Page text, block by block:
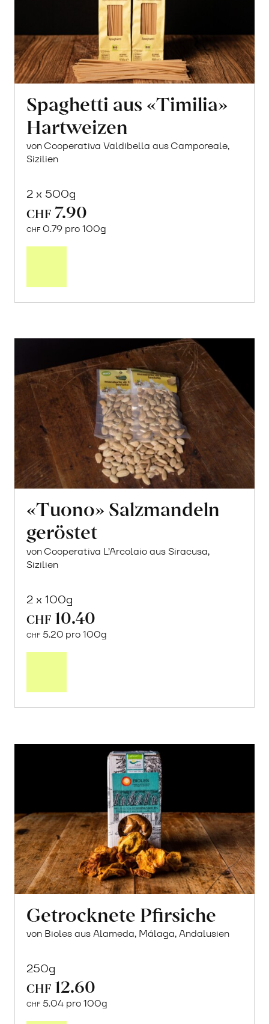
Spaghetti aus «Timilia»
Hartweizen
von Cooperativa Valdibella aus Camporeale,
Sizilien
2 x 500g
CHF 7.90
CHF 0.79 pro 100g
«Tuono» Salzmandeln
geröstet
von Cooperativa L’Arcolaio aus Siracusa,
Sizilien
2 x 100g
CHF 10.40
CHF 5.20 pro 100g
Getrocknete Pfirsiche
von Bioles aus Alameda, Málaga, Andalusien
250g
CHF 12.60
CHF 5.04 pro 100g